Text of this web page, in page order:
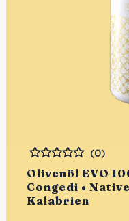
Olivenöl EVO
Congedi •
Kalabrien
Bewertet
(0)